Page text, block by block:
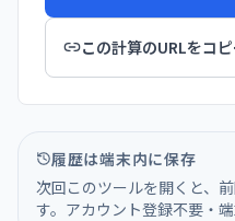
この計算のURLをコ
履歴は端末内に保存
次回このツールを開くと、
す。アカウント登録不要・端